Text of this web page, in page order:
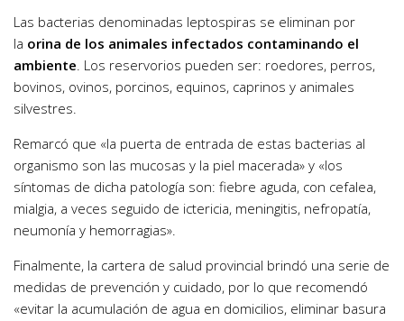
Las bacterias denominadas leptospiras se eliminan por
la orina de los animales infectados contaminando el
ambiente. Los reservorios pueden ser: roedores, perros,
bovinos, ovinos, porcinos, equinos, caprinos y animales
silvestres.
Remarcó que «la puerta de entrada de estas bacterias al
organismo son las mucosas y la piel macerada» y «los
síntomas de dicha patología son: fiebre aguda, con cefalea,
mialgia, a veces seguido de ictericia, meningitis, nefropatía,
neumonía y hemorragias».
Finalmente, la cartera de salud provincial brindó una serie de
medidas de prevención y cuidado, por lo que recomendó
«evitar la acumulación de agua en domicilios, eliminar basura